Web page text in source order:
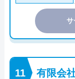
サ
有限会